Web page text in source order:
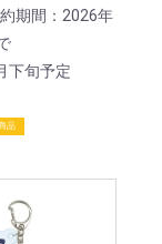
期間：2026年
下旬予定
品